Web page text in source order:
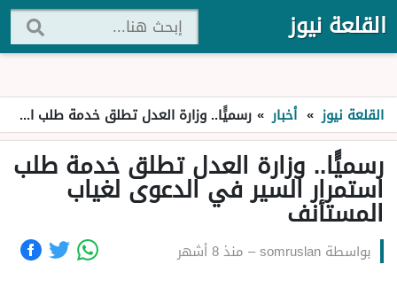
القلعة نيوز
القلعة نيوز » أخبار » رسميًًا.. وزارة العدل تطلق خدمة طلب استمرار السير في الدعوى لغياب المستأنف
رسميًًا.. وزارة العدل تطلق خدمة طلب
استمرار السير في الدعوى لغياب
المستأنف
بواسطة somruslan
– منذ 8 أشهر